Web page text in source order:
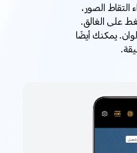
الصور،
على الغالق.
يمكنك أيضًا